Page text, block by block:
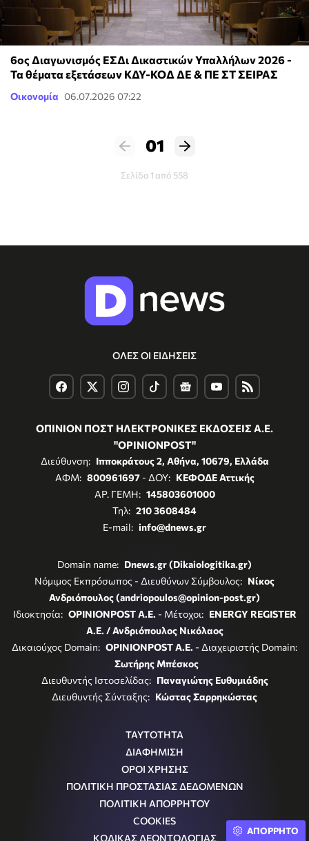
6ος Διαγωνισμός ΕΣΔι Δικαστικών Υπαλλήλων 2026 -
Τα θέματα εξετάσεων ΚΔΥ-ΚΟΔ ΔΕ & ΠΕ ΣΤ ΣΕΙΡΑΣ
Οικονομία 06.07.2026 07:22
01
Σελίδα 1 από 558
ΟΛΕΣ ΟΙ ΕΙΔΗΣΕΙΣ
ΟΠΙΝΙΟΝ ΠΟΣΤ ΗΛΕΚΤΡΟΝΙΚΕΣ ΕΚΔΟΣΕΙΣ Α.Ε.
"OPINIONPOST"
Διεύθυνση: Ιπποκράτους 2, Αθήνα, 10679, Ελλάδα
ΑΦΜ: 800961697- ΔΟΥ: ΚΕΦΟΔΕ Αττικής
ΑΡ. ΓΕΜΗ: 145803601000
Τηλ: 210 3608484
E-mail: info@dnews.gr
Domain name: Dnews.gr (Dikaiologitika.gr)
Νόμιμος Εκπρόσωπος - Διευθύνων Σύμβουλος: Νίκος
Ανδριόπουλος (andriopoulos@opinion-post.gr)
Ιδιοκτησία: OPINIONPOST A.E. - Μέτοχοι: ENERGY REGISTER
Α.Ε. / Ανδριόπουλος Νικόλαος
Δικαιούχος Domain: OPINIONPOST A.E. - Διαχειριστής Domain:
Σωτήρης Μπέσκος
Διευθυντής Ιστοσελίδας: Παναγιώτης Ευθυμιάδης
Διευθυντής Σύνταξης: Κώστας Σαρρηκώστας
ΤΑΥΤΟΤΗΤΑ
ΔΙΑΦΗΜΙΣΗ
ΟΡΟΙ ΧΡΗΣΗΣ
ΠΟΛΙΤΙΚΗ ΠΡΟΣΤΑΣΙΑΣ ΔΕΔΟΜΕΝΩΝ
ΠΟΛΙΤΙΚΗ ΑΠΟΡΡΗΤΟΥ
COOKIES
ΚΩΔΙΚΑΣ ΔΕΟΝΤΟΛΟΓΙΑΣ
ΑΠΟΡΡΗΤΟ